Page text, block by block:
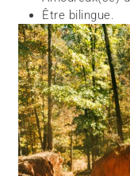
Être bilingue.